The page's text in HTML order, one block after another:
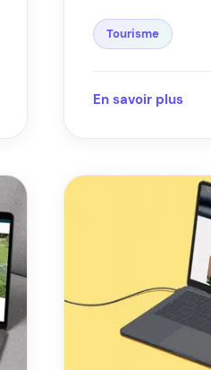
Tourisme
En savoir plus